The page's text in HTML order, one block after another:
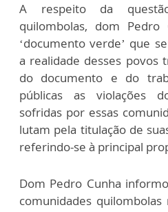
A respeito da
quilombolas, dom
‘documento verde’ que
a realidade desses povos
do documento e do
públicas as violações
sofridas por essas
lutam pela titulação de
referindo-se à principal
Dom Pedro Cunha
comunidades